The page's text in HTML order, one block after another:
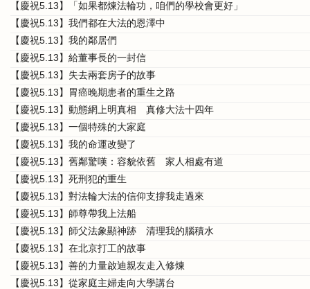
【慶祝5.13】「如果都煉法輪功，咱們的學校會更好」
【慶祝5.13】我們都在大法的恩澤中
【慶祝5.13】我的鄰居們
【慶祝5.13】給董事長的一封信
【慶祝5.13】失去兩套房子的故事
【慶祝5.13】胃癌晚期患者的重生之路
【慶祝5.13】動態網上明真相 真修大法十四年
【慶祝5.13】一個特殊的大家庭
【慶祝5.13】我的命運改變了
【慶祝5.13】舊鄰驚嘆：容貌依舊 家人相處有道
【慶祝5.13】死刑犯的重生
【慶祝5.13】對法輪大法的信仰支撐我走過來
【慶祝5.13】師尊帶我上法船
【慶祝5.13】師父法象顯神跡 清理我的腦積水
【慶祝5.13】在北京打工的故事
【慶祝5.13】善的力量啟迪親友走入修煉
【慶祝5.13】從家庭主婦走向大學講台